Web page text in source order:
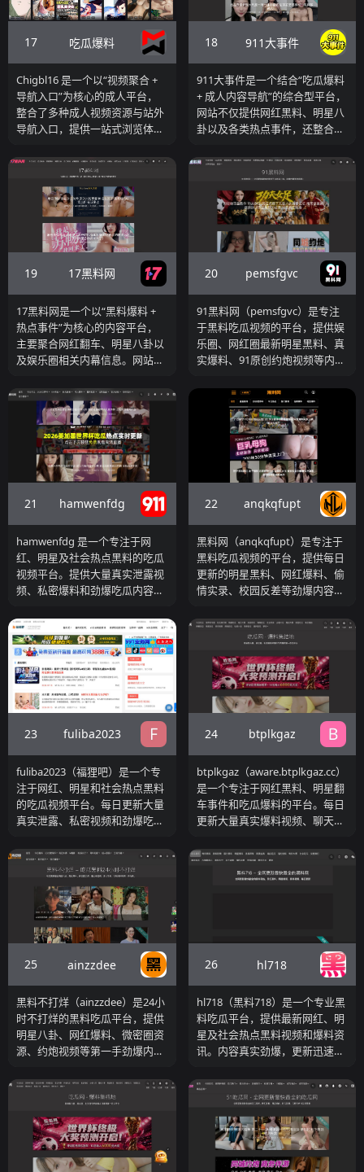
使用户可以按事件、人物或主题
进行深入浏览。网站内容以图文
为主，同时结合事件合集与时间
线形式，适合用户进行持续阅读
与信息梳理。从整体定位来看，
吃瓜百科属于典型的“内容型吃
瓜网站”，更偏向资讯阅读与深
度浏览，而不是单纯刷最新爆
的黑料信息与事件整理内容，这
类网站更具参考价值。
17 吃瓜爆料
Chigbl16 是一个以“视频聚合 +
导航入口”为核心的成人平台，
整合了多种成人视频资源与站外
导航入口，提供一站式浏览体
频”“韩国视频”“动漫次元”“吃瓜资
讯”等分类，将不同类型的内容
进行集中展示，同时结合热门排
行榜与推荐模块，帮助用户快速
找到当前热度较高的视频资源。
除了站内视频浏览外，该网站还
提供多个外部导航入口，例如AV
导航、资源入口与合集跳转，使
用户可以进一步扩展浏览范围。
从整体结构来看，Chigbl16 属于
典型的“导航聚合型 porn tube
平台”，不仅提供免费成人视频
与高清视频在线观看，同时承担
你希望在一个页面内同时获取视
频内容与导航入口，这类网站具
有较高的使用效率。
18 911大事件
911大事件是一个结合“吃瓜爆料
+ 成人内容导航”的综合型平台，
网站不仅提供网红黑料、明星八
卦以及各类热点事件，还整合了
栏目包括“今日吃瓜”“网红黑料”
“热点排行”“强奸曝光”“自拍偷拍”
“日本AV”“成人影片”等多个分类
模块，将爆料内容与成人视频资
源进行混合展示。从整体结构来
看，该网站属于“吃瓜内容流 +
成人资源导航”双模式平台，一
方面通过热点爆料吸引流量，另
一方面通过成人视频与相关导航
入口进行内容扩展。页面以大图
封面+标题形式呈现，强调点击
率与视觉吸引力，同时通过标签
与分类提升内容查找效率。如果
成人视频资源或导航入口，这类
综合站点可以提供一站式浏览体
19 17黑料网
17黑料网是一个以“黑料爆料 +
热点事件”为核心的内容平台，
主要聚合网红翻车、明星八卦以
及娱乐圈相关内幕信息。网站通
料”“网红黑料”“伦理道德”“校园黑
料”“影视短剧”“吃瓜新闻”等多个
栏目进行内容划分，将不同类型
的爆料信息进行集中展示。从整
体结构来看，该网站属于典型的
“吃瓜内容流平台”，以高频更新
与热点驱动为核心逻辑，通过持
续发布新爆料内容吸引用户反复
访问。页面采用大图封面与标题
结合的方式呈现内容，强调视觉
冲击与点击率，同时通过标签与
分类体系提升内容检索效率。如
果用户希望第一时间获取娱乐八
该平台可以作为一个持续更新的
信息来源，适合日常刷热点与关
注舆论趋势的用户。
20 pemsfgvc
91黑料网（pemsfgvc）是专注
于黑料吃瓜视频的平台，提供娱
乐圈、网红圈最新明星黑料、真
实爆料、91原创约炮视频等内
地。
21 hamwenfdg
hamwenfdg 是一个专注于网
红、明星及社会热点黑料的吃瓜
视频平台。提供大量真实泄露视
频、私密爆料和劲爆吃瓜内容，
的首选资源站。
22 anqkqfupt
黑料网（anqkqfupt）是专注于
黑料吃瓜视频的平台，提供每日
更新的明星黑料、网红爆料、偷
情实录、校园反差等劲爆内容，
首选资源站。
23 fuliba2023
fuliba2023（福狸吧）是一个专
注于网红、明星和社会热点黑料
的吃瓜视频平台。每日更新大量
真实泄露、私密视频和劲爆吃瓜
料的优质资源站。
24 btplkgaz
btplkgaz（aware.btplkgaz.cc）
是一个专注于网红黑料、明星翻
车事件和吃瓜爆料的平台。每日
更新大量真实爆料视频、聊天记
吃瓜、观看黑料视频的聚集地。
25 ainzzdee
黑料不打烊（ainzzdee）是24小
时不打烊的黑料吃瓜平台，提供
明星八卦、网红爆料、微密圈资
源、约炮视频等第一手劲爆内
源站。
26 hl718
hl718（黑料718）是一个专业黑
料吃瓜平台，提供最新网红、明
星及社会热点黑料视频和爆料资
讯。内容真实劲爆，更新迅速，
优质资源站。